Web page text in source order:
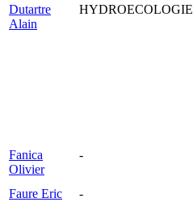
Dutartre
Alain
HYDROECOLOGIE
Fanica
Olivier
-
Faure Eric -